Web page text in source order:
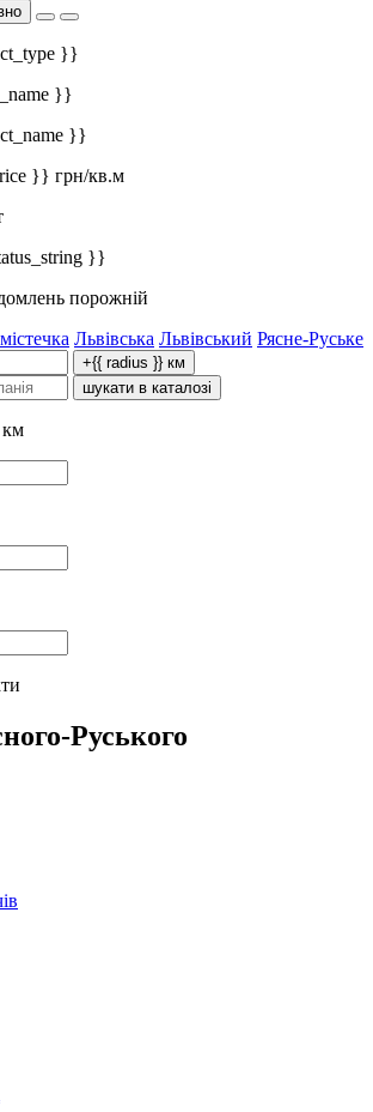
}}
}}
}}
}} грн/кв.м
}}
порожній
Львівська Львівський Рясне-Руське
+{{ radius }} км
шукати в каталозі
км
Руського